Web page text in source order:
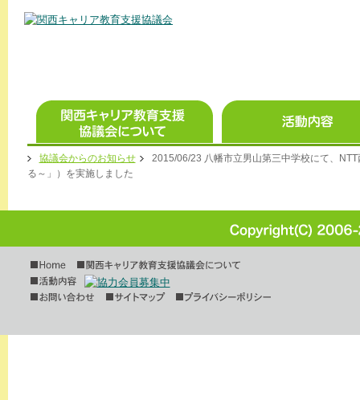
協議会からのお知らせ
2015/06/23 八幡市立男山第三中学校にて、
る～」）を実施しました